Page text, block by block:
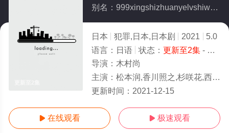
别名：999xingshizhuanyelvshiwanquanxinzuoSPxindexiangyupian
日本 犯罪,日本,日本剧 2021
5.0
语言： 日语 状态： 更新至2集- 免费在线观看
导演： 木村尚
主演： 松本润,香川照之,杉咲花,西岛秀俊
更新时间： 2021-12-15
 在线观看  极速观看